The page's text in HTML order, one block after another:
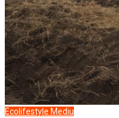
Ecolifestyle Mediu